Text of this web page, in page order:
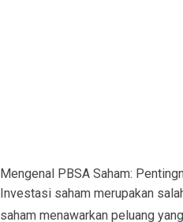
Mengenal PBSA Saham:
Investasi saham merupakan
saham menawarkan peluang